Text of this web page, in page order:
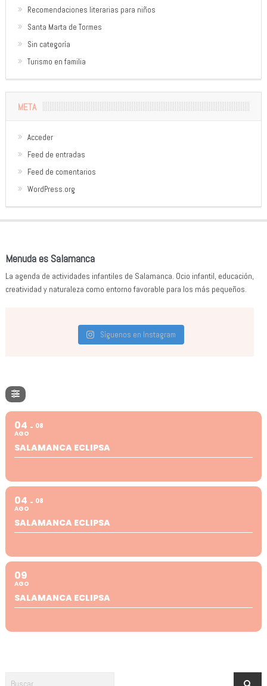
Recomendaciones literarias para niños
Santa Marta de Tormes
Sin categoría
Turismo en familia
META
Acceder
Feed de entradas
Feed de comentarios
WordPress.org
Menuda es Salamanca
La agenda de actividades infantiles de Salamanca. Ocio infantil, educación,
creatividad y naturaleza como entorno favorable para los más pequeños.
Síguenos en Instagram
04
AGO
08
SALAMANCA ECLIPSA
04
AGO
08
SALAMANCA ECLIPSA
09
AGO
SALAMANCA ECLIPSA